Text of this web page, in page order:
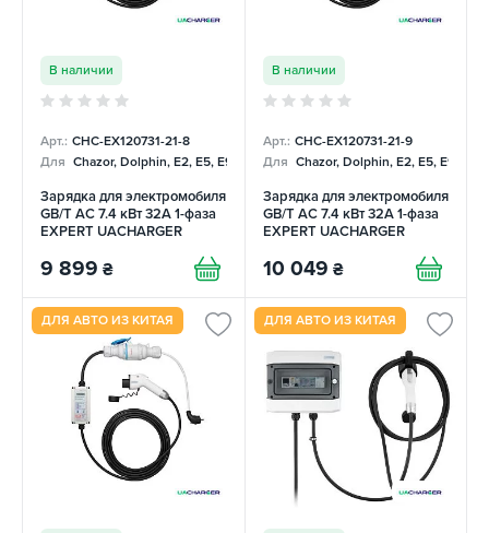
В наличии
Арт.: CHC-EX120731-21-8
Для Chazor, Dolphin, E2, E5, E9, Mercedes
Зарядка для электромобиля
GB/T AC 7.4 кВт 32А 1-фаза
EXPERT UACHARGER
9 899 ₴
В наличии
Арт.: CHC-EX120731-21-9
Для Chazor, Dolphin, E2, E5, E9,
Зарядка для электромобиля
GB/T AC 7.4 кВт 32А 1-фаза
EXPERT UACHARGER
10 049 ₴
ДЛЯ АВТО ИЗ КИТАЯ ДЛЯ АВТО ИЗ КИТАЯ